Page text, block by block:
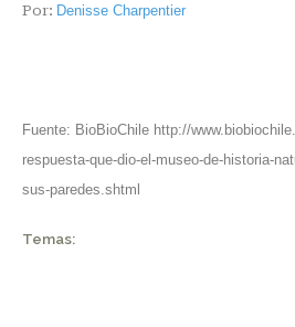
Por: Denisse Charpentier
Fuente: BioBioChile http://
respuesta-que-dio-el-museo-de-historia-
sus-paredes.shtml
Temas: